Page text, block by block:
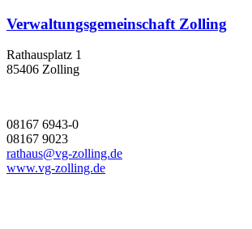
Verwaltungsgemeinschaft Zolling
Rathausplatz 1
85406 Zolling
08167 6943-0
08167 9023
rathaus@vg-zolling.de
www.vg-zolling.de